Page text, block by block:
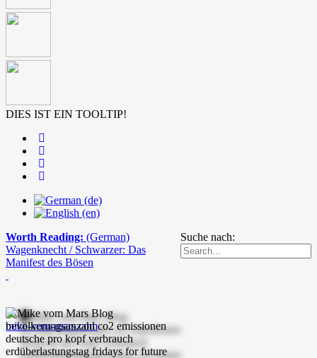
DIES IST EIN TOOLTIP!
Suche nach:
Worth Reading: (German)
Wagenknecht / Schwarzer: Das
Manifest des Bösen
mike-vom-mars.com